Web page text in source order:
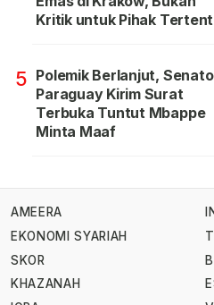
Kritik untuk Pihak
5 Polemik Berlanjut,
Paraguay Kirim Surat
Terbuka Tuntut Mbappe
Minta Maaf
AMEERA
EKONOMI SYARIAH
SKOR
KHAZANAH